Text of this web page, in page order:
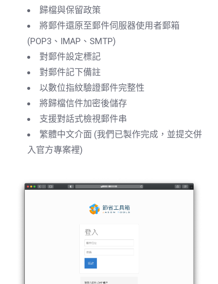
歸檔與保留政策
將郵件還原至郵件伺服器使用者郵箱
(POP3、IMAP、SMTP)
對郵件設定標記
對郵件記下備註
以數位指紋驗證郵件完整性
將歸檔信件加密後儲存
支援對話式檢視郵件串
繁體中文介面 (我們已製作完成，並提交併
入官方專案裡)